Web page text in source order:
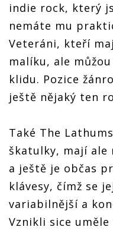
indie rock, který
nemáte mu
Veteráni, kteří
malíku, ale
klidu. Pozice
ještě nějaký ten
Také The
škatulky, mají
a ještě je občas
klávesy, čímž se
variabilnější a
Vznikli sice